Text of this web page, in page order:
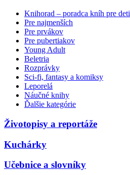
Knihorad – poradca kníh pre deti
Pre najmenších
Pre prvákov
Pre pubertiakov
Young Adult
Beletria
Rozprávky
Sci-fi, fantasy a komiksy
Leporelá
Náučné knihy
Ďalšie kategórie
Životopisy a reportáže
Kuchárky
Učebnice a slovníky